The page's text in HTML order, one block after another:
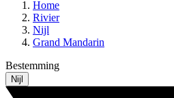
Home
Rivier
Nijl
Grand Mandarin
Bestemming
Nijl